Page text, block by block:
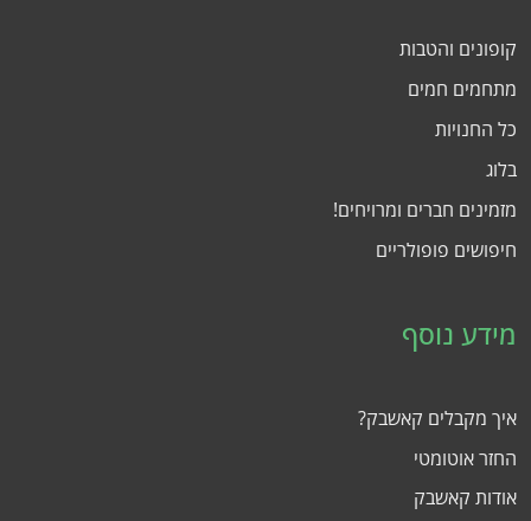
קופונים והטבות
מתחמים חמים
כל החנויות
בלוג
מזמינים חברים ומרויחים!
חיפושים פופולריים
מידע נוסף
איך מקבלים קאשבק?
החזר אוטומטי
אודות קאשבק